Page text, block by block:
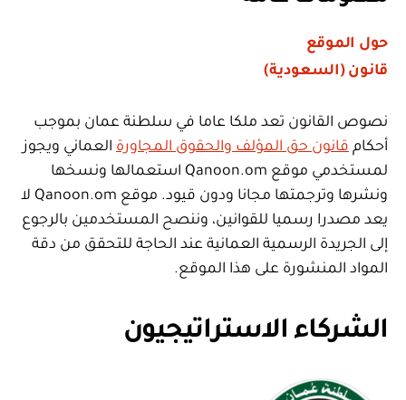
حول الموقع
قانون (السعودية)
نصوص القانون تعد ملكا عاما في سلطنة عمان بموجب
أحكام قانون حق المؤلف والحقوق المجاورة العماني ويجوز
لمستخدمي موقع Qanoon.om استعمالها ونسخها
ونشرها وترجمتها مجانا ودون قيود. موقع Qanoon.om لا
يعد مصدرا رسميا للقوانين، وننصح المستخدمين بالرجوع
إلى الجريدة الرسمية العمانية عند الحاجة للتحقق من دقة
المواد المنشورة على هذا الموقع.
الشركاء الاستراتيجيون